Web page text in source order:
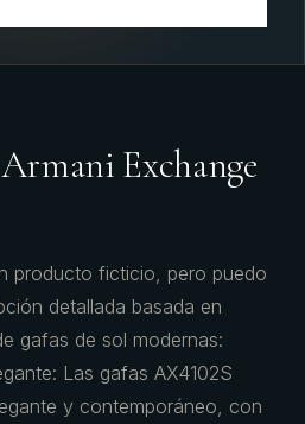
Exchange
producto ficticio, pero puedo
detallada basada en
gafas de sol modernas:
Las gafas AX4102S
y contemporáneo, con